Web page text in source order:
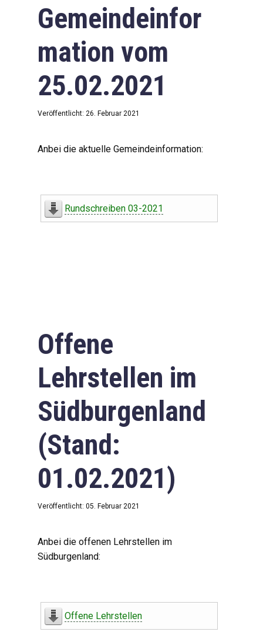
Downloads
Impressum
Datenschutzerklärung
Gemeindeinfor
mation vom
25.02.2021
Veröffentlicht: 26. Februar 2021
Anbei die aktuelle Gemeindeinformation:
Rundschreiben 03-2021
Offene
Lehrstellen im
Südburgenland
(Stand:
01.02.2021)
Veröffentlicht: 05. Februar 2021
Anbei die offenen Lehrstellen im
Südburgenland:
Offene Lehrstellen